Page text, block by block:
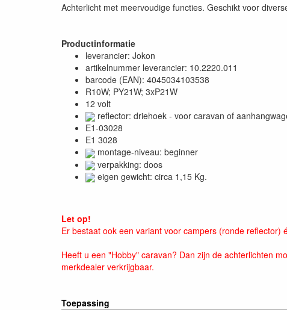
Achterlicht met meervoudige functies. Geschikt voor
Productinformatie
leverancier: Jokon
artikelnummer leverancier: 10.2220.011
barcode (EAN): 4045034103538
R10W; PY21W; 3xP21W
12 volt
reflector: driehoek - voor caravan of
E1-03028
E1 3028
montage-niveau: beginner
verpakking: doos
eigen gewicht: circa 1,15 Kg.
Let op!
Er bestaat ook een variant voor campers (ronde
Heeft u een "Hobby" caravan? Dan zijn de achterlichten
merkdealer verkrijgbaar.
Toepassing